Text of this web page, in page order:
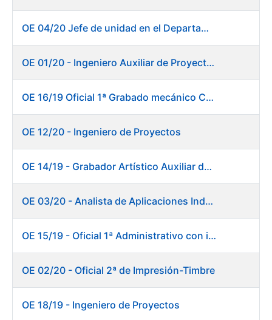
Mostrar/Ocultar
Mostrar/Ocultar
Mostrar/Ocultar
OE 04/20 Jefe de unidad en el Departamento de Fábrica de Papel - Burgos
OE 01/20 - Ingeniero Auxiliar de Proyectos
OE 16/19 Oficial 1ª Grabado mecánico CAD
OE 12/20 - Ingeniero de Proyectos
OE 14/19 - Grabador Artístico Auxiliar de Originales. Departamento de Preimpresión
OE 03/20 - Analista de Aplicaciones Industriales
OE 15/19 - Oficial 1ª Administrativo con inglés y francés
OE 02/20 - Oficial 2ª de Impresión-Timbre
OE 18/19 - Ingeniero de Proyectos